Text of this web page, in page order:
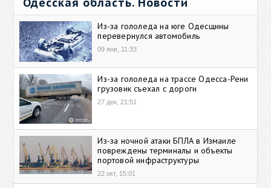
Одесская область. Новости
Из-за гололеда на юге Одесщины
перевернулся автомобиль
09 янв, 11:33
Из-за гололеда на трассе Одесса-Рени
грузовик съехал с дороги
27 дек, 21:51
Из-за ночной атаки БПЛА в Измаиле
повреждены терминалы и объекты
портовой инфраструктуры
22 окт, 15:01